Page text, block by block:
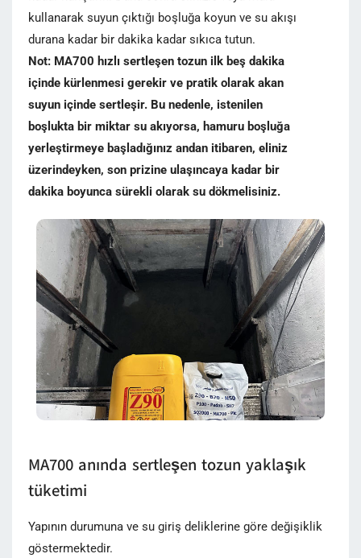
kullanarak suyun çıktığı boşluğa koyun ve su akışı
durana kadar bir dakika kadar sıkıca tutun.
Not: MA700 hızlı sertleşen tozun ilk beş dakika
içinde kürlenmesi gerekir ve pratik olarak akan
suyun içinde sertleşir. Bu nedenle, istenilen
boşlukta bir miktar su akıyorsa, hamuru boşluğa
yerleştirmeye başladığınız andan itibaren, eliniz
üzerindeyken, son prizine ulaşıncaya kadar bir
dakika boyunca sürekli olarak su dökmelisiniz.
MA700 anında sertleşen tozun yaklaşık
tüketimi
Yapının durumuna ve su giriş deliklerine göre değişiklik
göstermektedir.